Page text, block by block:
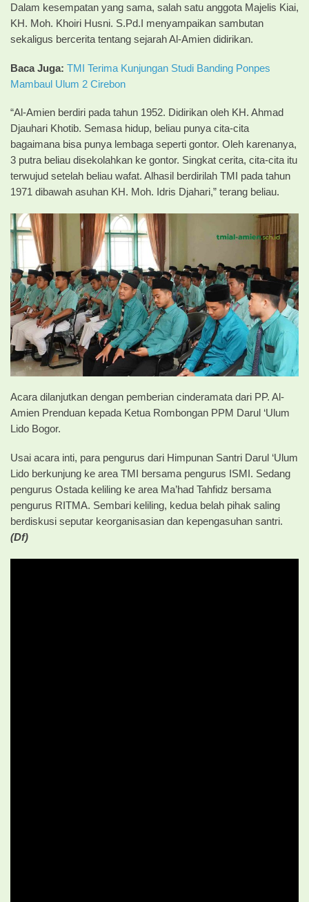
Dalam kesempatan yang sama, salah satu anggota Majelis Kiai,
KH. Moh. Khoiri Husni. S.Pd.I menyampaikan sambutan
sekaligus bercerita tentang sejarah Al-Amien didirikan.
Baca Juga: TMI Terima Kunjungan Studi Banding Ponpes
Mambaul Ulum 2 Cirebon
“Al-Amien berdiri pada tahun 1952. Didirikan oleh KH. Ahmad
Djauhari Khotib. Semasa hidup, beliau punya cita-cita
bagaimana bisa punya lembaga seperti gontor. Oleh karenanya,
3 putra beliau disekolahkan ke gontor. Singkat cerita, cita-cita itu
terwujud setelah beliau wafat. Alhasil berdirilah TMI pada tahun
1971 dibawah asuhan KH. Moh. Idris Djahari,” terang beliau.
Acara dilanjutkan dengan pemberian cinderamata dari PP. Al-
Amien Prenduan kepada Ketua Rombongan PPM Darul ‘Ulum
Lido Bogor.
Usai acara inti, para pengurus dari Himpunan Santri Darul ‘Ulum
Lido berkunjung ke area TMI bersama pengurus ISMI. Sedang
pengurus Ostada keliling ke area Ma’had Tahfidz bersama
pengurus RITMA. Sembari keliling, kedua belah pihak saling
berdiskusi seputar keorganisasian dan kepengasuhan santri.
(Df)